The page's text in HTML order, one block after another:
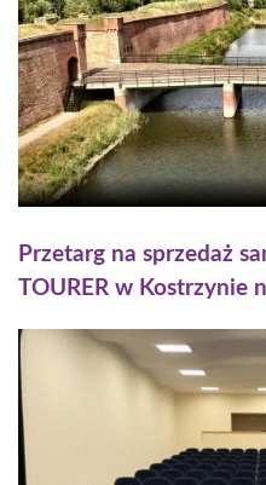
Przetarg na sprzedaż
TOURER w Kostrzynie